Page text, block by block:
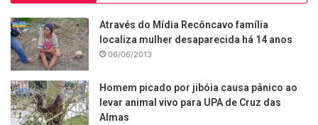
Através do Mídia Recôncavo família
localiza mulher desaparecida há 14 anos
06/06/2013
Homem picado por jibóia causa pânico ao
levar animal vivo para UPA de Cruz das
Almas